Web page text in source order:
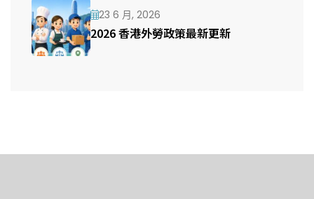
23 6 月, 2026
2026 香港外勞政策最新更新